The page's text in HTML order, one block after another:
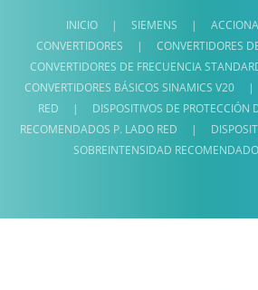
INICIO | SIEMENS |
CONVERTIDORES
| CONVERTIDORES
CONVERTIDORES DE FRECUENCIA
CONVERTIDORES BÁSICOS SINAMICS V20
|
RED
|
DISPOSITIVOS DE PROTECCIÓN
RECOMENDADOS P. LADO RED
|
SOBREINTENSIDAD